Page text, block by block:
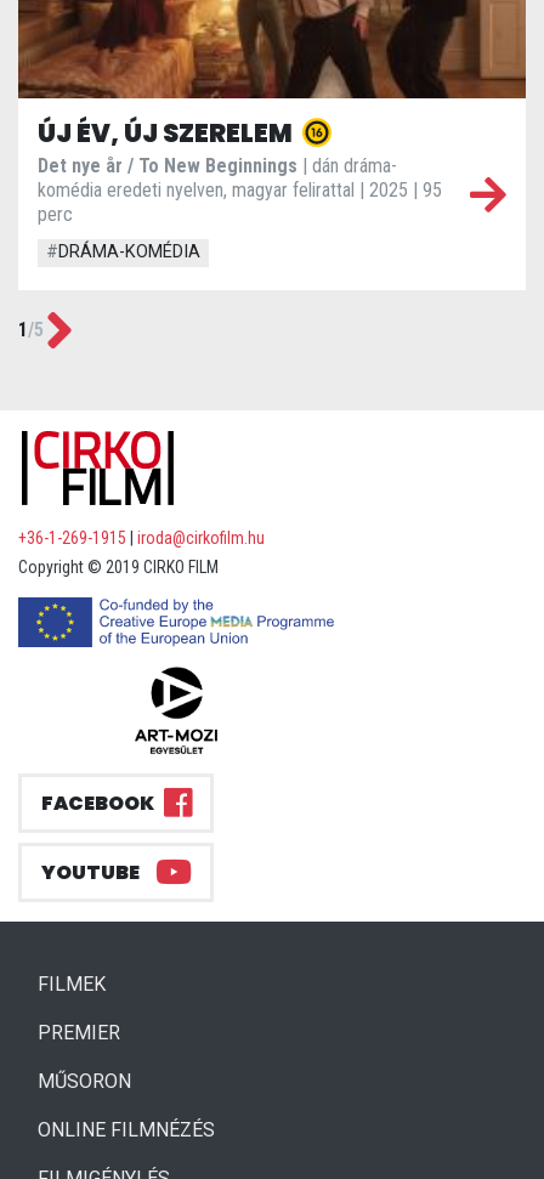
ÚJ ÉV, ÚJ SZERELEM
Det nye år / To New Beginnings | dán dráma-
komédia eredeti nyelven, magyar felirattal | 2025 | 95
perc
#DRÁMA-KOMÉDIA
1/5
+36-1-269-1915
iroda@cirkofilm.hu
Copyright © 2019 CIRKO FILM
FACEBOOK
YOUTUBE
FILMEK(CURRENT)
PREMIER
MŰSORON
ONLINE FILMNÉZÉS